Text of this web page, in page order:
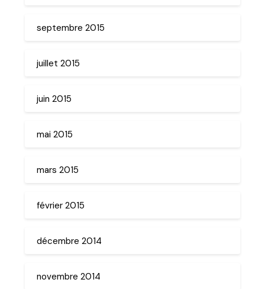
septembre 2015
juillet 2015
juin 2015
mai 2015
mars 2015
février 2015
décembre 2014
novembre 2014